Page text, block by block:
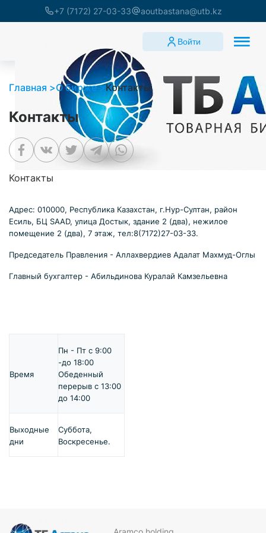
+7 (7172) 27-03-33 aoutbastana@utb.kz
Войти
Главная О бирже Контакты
Контакты
Контакты
Адрес: 010000, Республика Казахстан, г.Нур-Султан, район
Есиль, БЦ SAAD, улица Достык, здание 2 (два), нежилое
помещение 2 (два), 7 этаж, тел:8(7172)27-03-33.
Председатель Правления - Аллахвердиев Адалат Махмуд-Оглы
Главный бухгалтер - Абильдинова Куралай Камзельевна
Время
Пн - Пт с 9:00
-до 18:00
Обеденный
перерыв с 13:00
до 14:00
Выходные
дни
Суббота,
Воскресенье.